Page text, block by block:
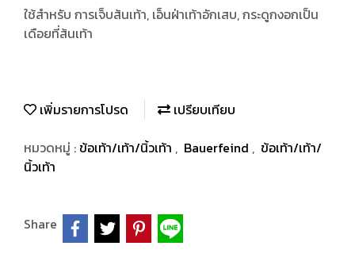
ใช้สำหรับ การเจ็บส้นเท้า, เอ็นฝ่าเท้าอักเสบ, กระดูกงอกเป็น
เดือยที่ส้นเท้า
เพิ่มรายการโปรด
เปรียบเทียบ
หมวดหมู่ :ข้อเท้า/เท้า/นิ้วเท้า , Bauerfeind , ข้อเท้า/เท้า/
นิ้วเท้า
Share